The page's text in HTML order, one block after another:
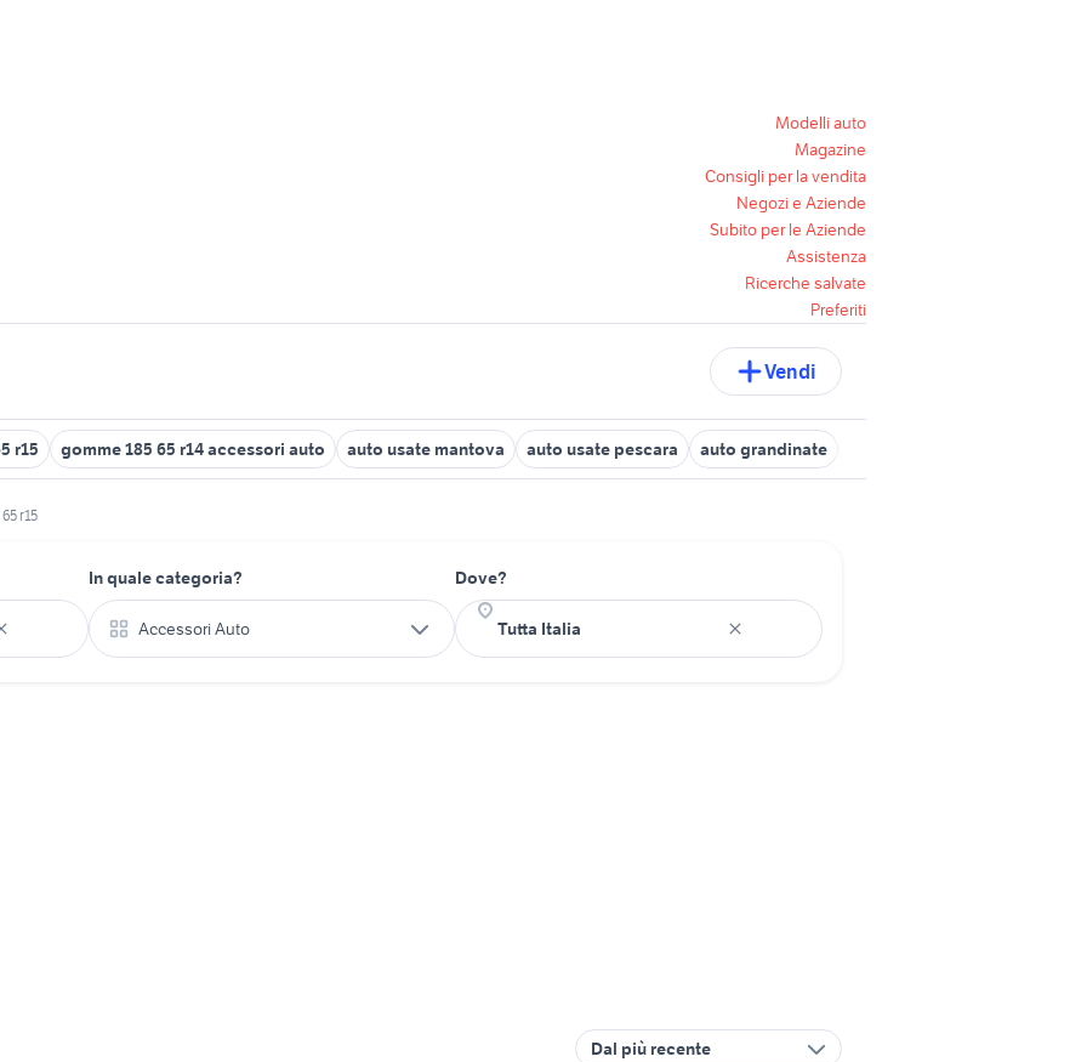
Modelli auto
Magazine
Consigli per la vendita
Negozi e Aziende
Subito per le Aziende
Assistenza
Ricerche salvate
Preferiti
Vendi
r15 gomme 185 65 r14 accessori auto auto usate mantova auto usate pescara auto grandinate
r15
In quale categoria?
Accessori Auto
Dove?
Dal più recente